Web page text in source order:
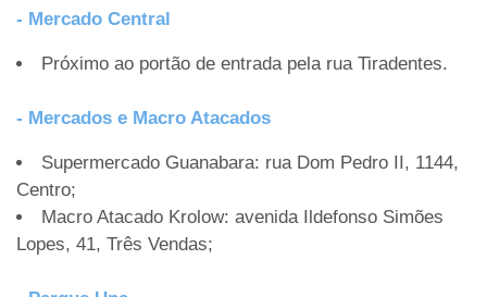
- Mercado Central
Próximo ao portão de entrada pela rua Tiradentes.
- Mercados e Macro Atacados
Supermercado Guanabara: rua Dom Pedro II, 1144,
Centro;
Macro Atacado Krolow: avenida Ildefonso Simões
Lopes, 41, Três Vendas;